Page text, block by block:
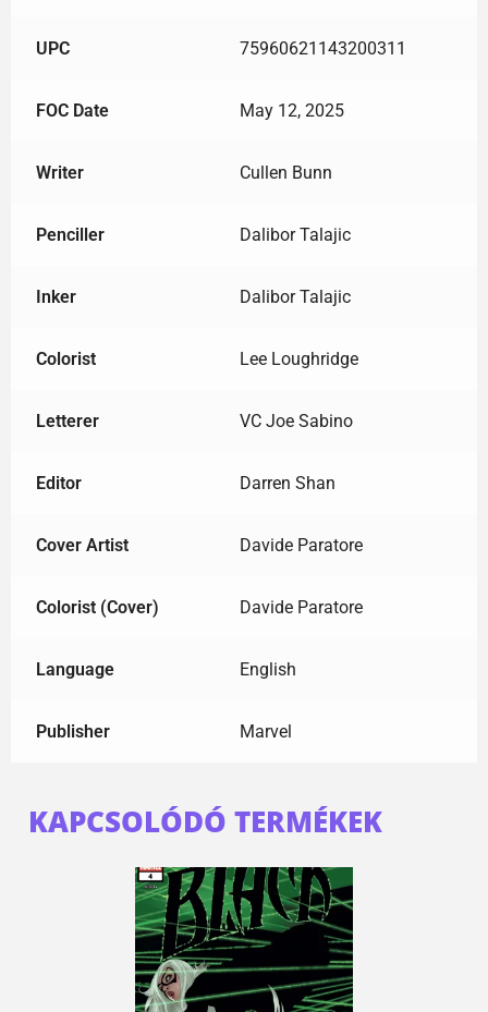
UPC 75960621143200311
FOC Date May 12, 2025
Writer Cullen Bunn
Penciller Dalibor Talajic
Inker Dalibor Talajic
Colorist Lee Loughridge
Letterer VC Joe Sabino
Editor Darren Shan
Cover Artist Davide Paratore
Colorist (Cover) Davide Paratore
Language English
Publisher Marvel
KAPCSOLÓDÓ TERMÉKEK